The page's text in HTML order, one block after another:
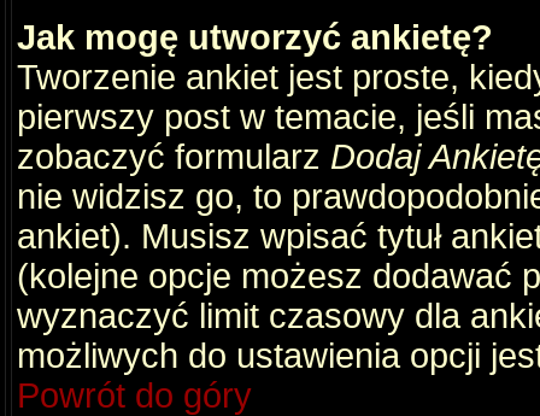
Jak mogę utworzyć ankietę?
Tworzenie ankiet jest proste,
pierwszy post w temacie, jeśli
zobaczyć formularz Dodaj
nie widzisz go, to
ankiet). Musisz wpisać tytuł
(kolejne opcje możesz dodawać
wyznaczyć limit czasowy dla
możliwych do ustawienia opcji
Powrót do góry